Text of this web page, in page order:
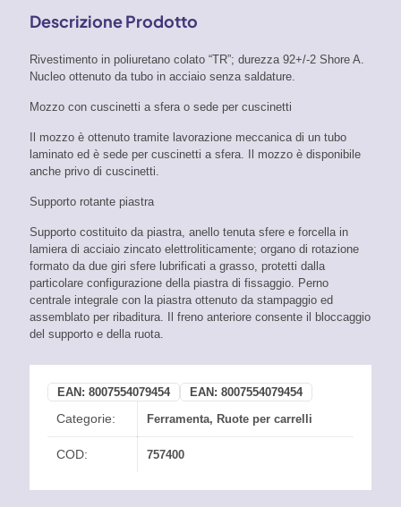
Descrizione Prodotto
Rivestimento in poliuretano colato “TR”; durezza 92+/-2 Shore A.
Nucleo ottenuto da tubo in acciaio senza saldature.
Mozzo con cuscinetti a sfera o sede per cuscinetti
Il mozzo è ottenuto tramite lavorazione meccanica di un tubo
laminato ed è sede per cuscinetti a sfera. Il mozzo è disponibile
anche privo di cuscinetti.
Supporto rotante piastra
Supporto costituito da piastra, anello tenuta sfere e forcella in
lamiera di acciaio zincato elettroliticamente; organo di rotazione
formato da due giri sfere lubrificati a grasso, protetti dalla
particolare configurazione della piastra di fissaggio. Perno
centrale integrale con la piastra ottenuto da stampaggio ed
assemblato per ribaditura. Il freno anteriore consente il bloccaggio
del supporto e della ruota.
EAN: 8007554079454 EAN: 8007554079454
Categorie: Ferramenta, Ruote per carrelli
COD: 757400